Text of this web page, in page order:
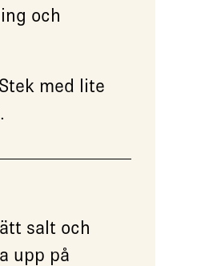
och
med lite
salt och
upp på